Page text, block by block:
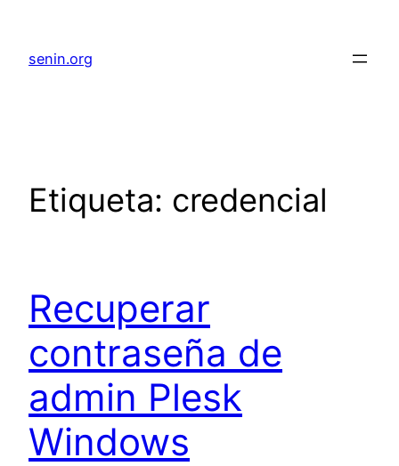
senin.org
Etiqueta: credencial
Recuperar
contraseña de
admin Plesk
Windows